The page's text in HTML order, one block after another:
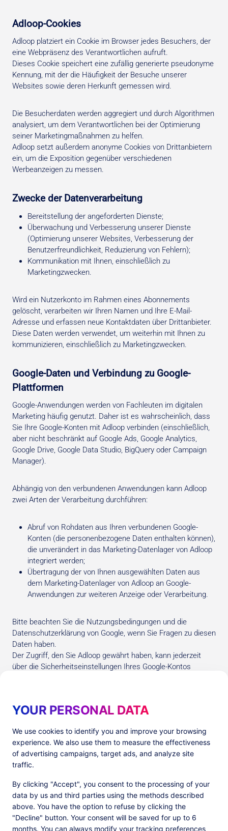
YOUR PERSONAL DATA
We use cookies to identify you and improve your browsing
experience. We also use them to measure the effectiveness
of advertising campaigns, target ads, and analyze site
traffic.
By clicking "Accept", you consent to the processing of your
data by us and third parties using the methods described
above. You have the option to refuse by clicking the
"Decline" button. Your consent will be saved for up to 6
months. You can always modify your tracking preferences
Adloop-Cookies
Adloop platziert ein Cookie im Browser jedes Besuchers, der
eine Webpräsenz des Verantwortlichen aufruft.
Dieses Cookie speichert eine zufällig generierte pseudonyme
Kennung, mit der die Häufigkeit der Besuche unserer
Websites sowie deren Herkunft gemessen wird.
Die Besucherdaten werden aggregiert und durch Algorithmen
analysiert, um dem Verantwortlichen bei der Optimierung
seiner Marketingmaßnahmen zu helfen.
Adloop setzt außerdem anonyme Cookies von Drittanbietern
ein, um die Exposition gegenüber verschiedenen
Werbeanzeigen zu messen.
Zwecke der Datenverarbeitung
Bereitstellung der angeforderten Dienste;
Überwachung und Verbesserung unserer Dienste
(Optimierung unserer Websites, Verbesserung der
Benutzerfreundlichkeit, Reduzierung von Fehlern);
Kommunikation mit Ihnen, einschließlich zu
Marketingzwecken.
Wird ein Nutzerkonto im Rahmen eines Abonnements
gelöscht, verarbeiten wir Ihren Namen und Ihre E-Mail-
Adresse und erfassen neue Kontaktdaten über Drittanbieter.
Diese Daten werden verwendet, um weiterhin mit Ihnen zu
kommunizieren, einschließlich zu Marketingzwecken.
Google-Daten und Verbindung zu Google-
Plattformen
Google-Anwendungen werden von Fachleuten im digitalen
Marketing häufig genutzt. Daher ist es wahrscheinlich, dass
Sie Ihre Google-Konten mit Adloop verbinden (einschließlich,
aber nicht beschränkt auf Google Ads, Google Analytics,
Google Drive, Google Data Studio, BigQuery oder Campaign
Manager).
Abhängig von den verbundenen Anwendungen kann Adloop
zwei Arten der Verarbeitung durchführen:
Abruf von Rohdaten aus Ihren verbundenen Google-
Konten (die personenbezogene Daten enthalten können),
die unverändert in das Marketing-Datenlager von Adloop
integriert werden;
Übertragung der von Ihnen ausgewählten Daten aus
dem Marketing-Datenlager von Adloop an Google-
Anwendungen zur weiteren Anzeige oder Verarbeitung.
Bitte beachten Sie die Nutzungsbedingungen und die
Datenschutzerklärung von Google, wenn Sie Fragen zu diesen
Daten haben.
Der Zugriff, den Sie Adloop gewährt haben, kann jederzeit
über die Sicherheitseinstellungen Ihres Google-Kontos
Produkte
PlatformX Server-Side Tracking
Adloop Media Optimisation
PlatformX Real Time CDP